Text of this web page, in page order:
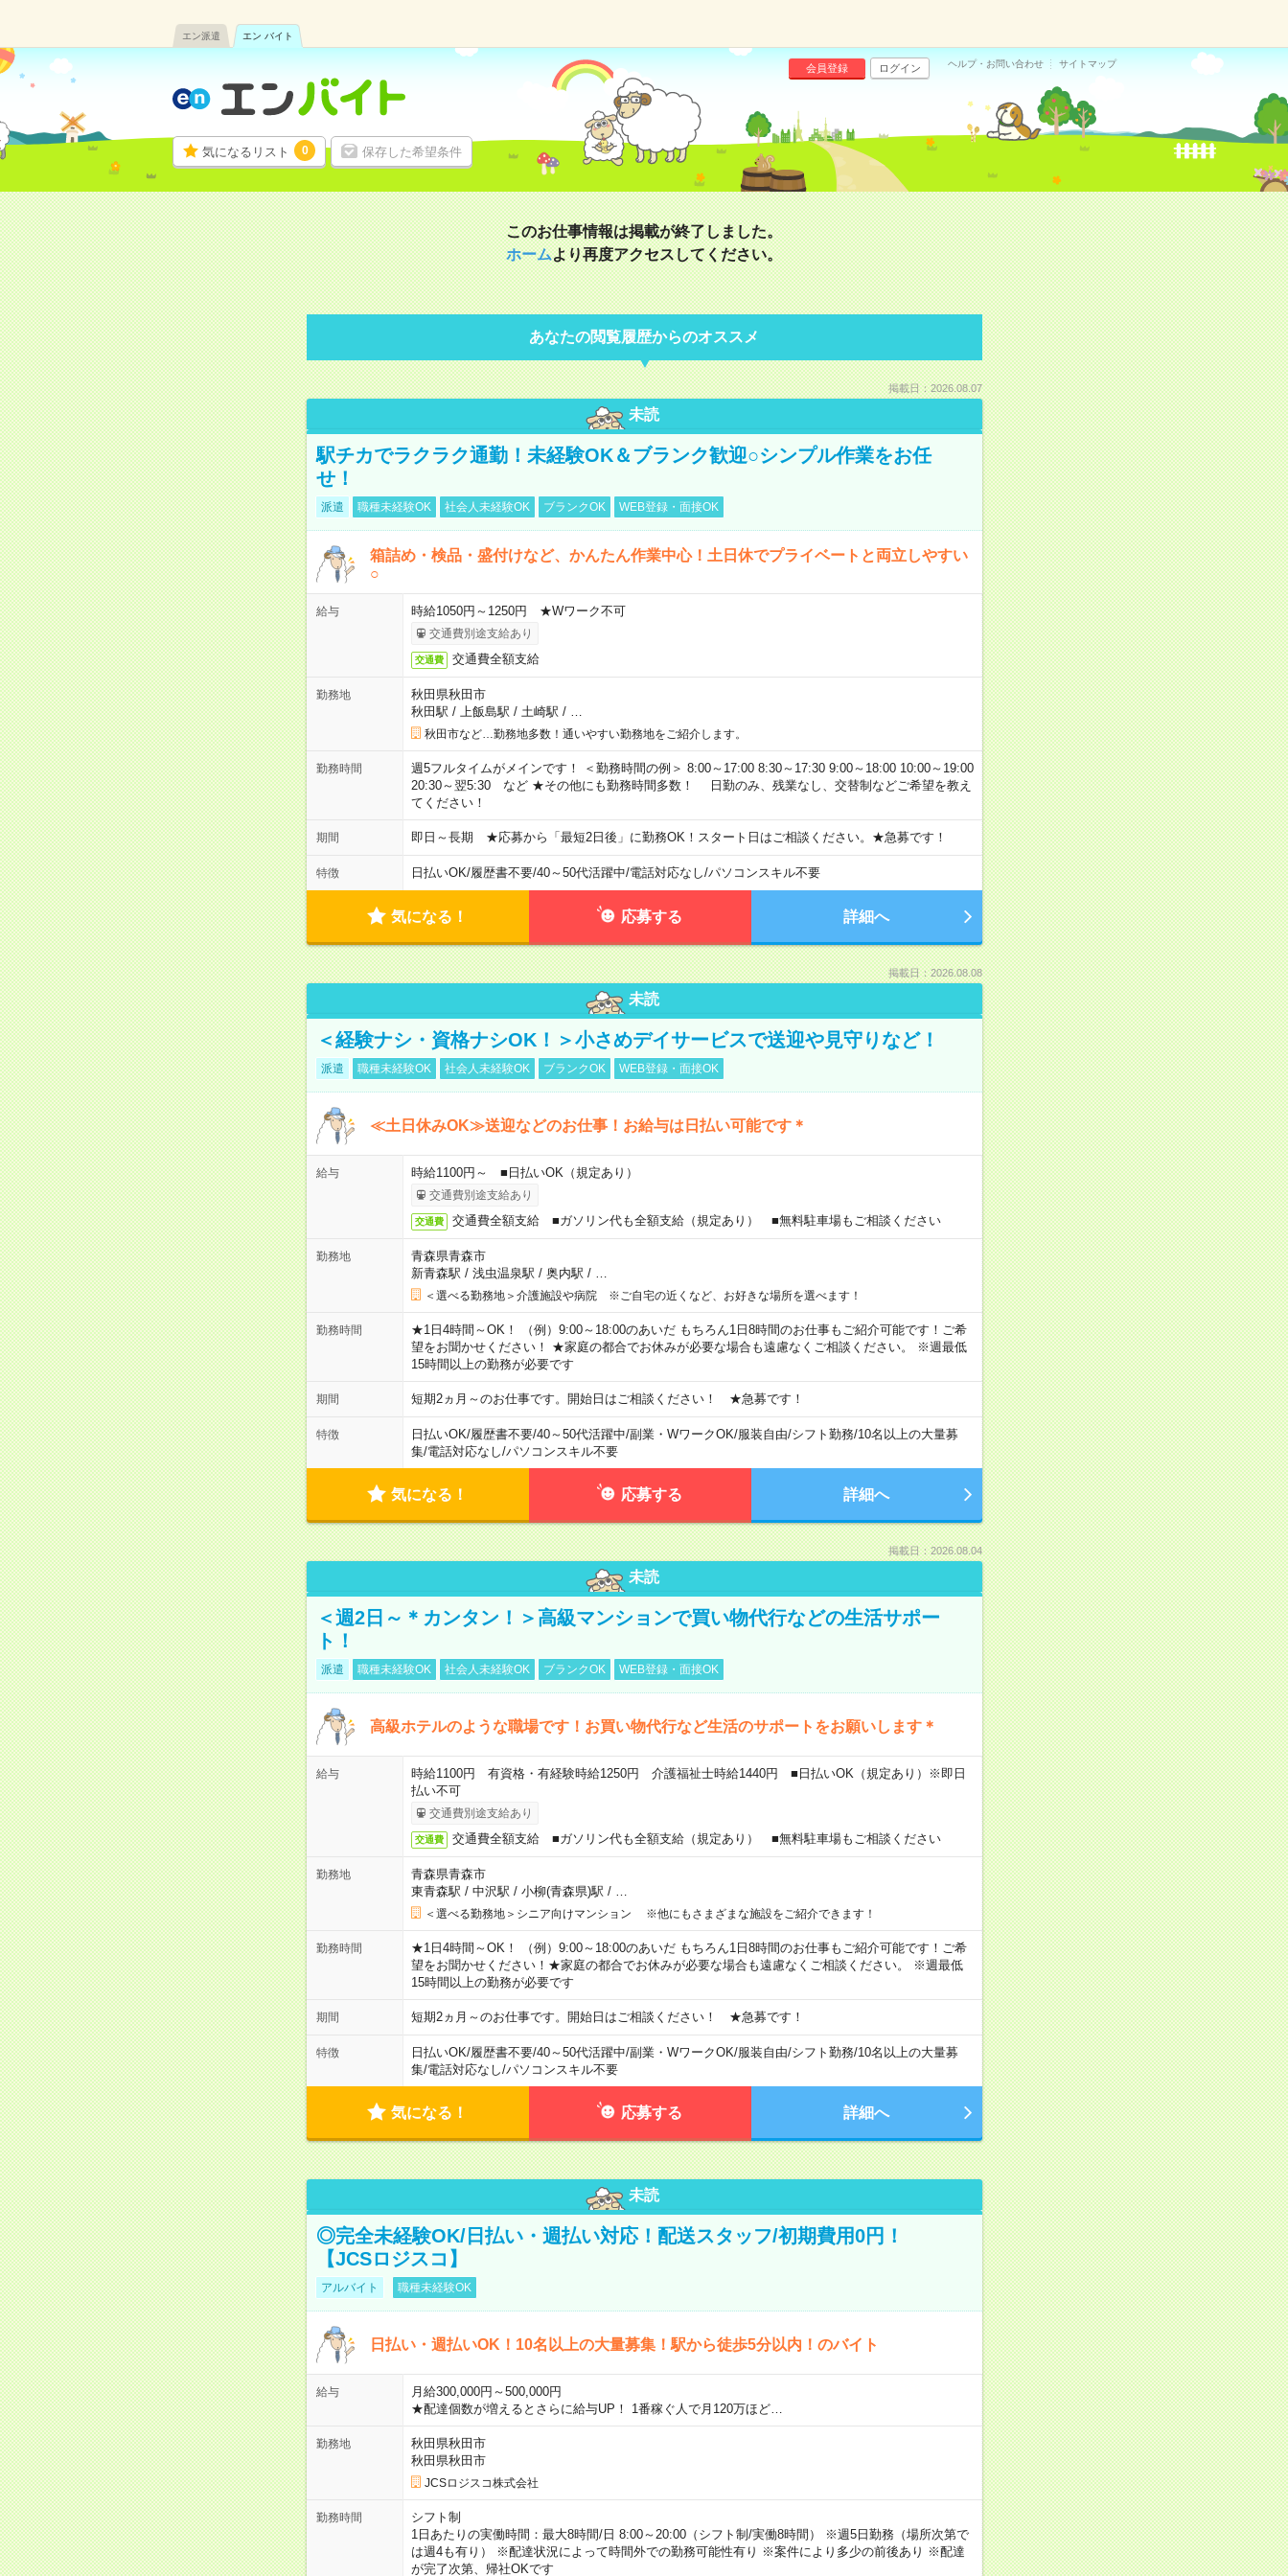
エン派遣 エン バイト
気になるリスト 0 保存した希望条件
会員登録 ログイン ヘルプ・お問い合わせ サイトマップ
このお仕事情報は掲載が終了しました。
ホームより再度アクセスしてください。
あなたの閲覧履歴からのオススメ
掲載日：2026.08.07
未読
駅チカでラクラク通勤！未経験OK＆ブランク歓迎○シンプル作業をお任
せ！
派遣 職種未経験OK 社会人未経験OK ブランクOK WEB登録・面接OK
箱詰め・検品・盛付けなど、かんたん作業中心！土日休でプライベートと両立しやすい
○
給与 時給1050円～1250円 ★Wワーク不可
交通費別途支給あり
交通費 交通費全額支給
勤務地
秋田県秋田市
秋田駅 / 上飯島駅 / 土崎駅 / …
秋田市など…勤務地多数！通いやすい勤務地をご紹介します。
勤務時間
週5フルタイムがメインです！ ＜勤務時間の例＞ 8:00～17:00 8:30～17:30 9:00～18:00 10:00～19:00
20:30～翌5:30 など ★その他にも勤務時間多数！ 日勤のみ、残業なし、交替制などご希望を教え
てください！
期間 即日～長期 ★応募から「最短2日後」に勤務OK！スタート日はご相談ください。★急募です！
特徴 日払いOK/履歴書不要/40～50代活躍中/電話対応なし/パソコンスキル不要
気になる！ 応募する 詳細へ
掲載日：2026.08.08
未読
＜経験ナシ・資格ナシOK！＞小さめデイサービスで送迎や見守りなど！
派遣 職種未経験OK 社会人未経験OK ブランクOK WEB登録・面接OK
≪土日休みOK≫送迎などのお仕事！お給与は日払い可能です＊
給与 時給1100円～ ■日払いOK（規定あり）
交通費別途支給あり
交通費 交通費全額支給 ■ガソリン代も全額支給（規定あり） ■無料駐車場もご相談ください
勤務地
青森県青森市
新青森駅 / 浅虫温泉駅 / 奥内駅 / …
＜選べる勤務地＞介護施設や病院 ※ご自宅の近くなど、お好きな場所を選べます！
勤務時間
★1日4時間～OK！ （例）9:00～18:00のあいだ もちろん1日8時間のお仕事もご紹介可能です！ご希
望をお聞かせください！ ★家庭の都合でお休みが必要な場合も遠慮なくご相談ください。 ※週最低
15時間以上の勤務が必要です
期間 短期2ヵ月～のお仕事です。開始日はご相談ください！ ★急募です！
特徴 日払いOK/履歴書不要/40～50代活躍中/副業・WワークOK/服装自由/シフト勤務/10名以上の大量募
集/電話対応なし/パソコンスキル不要
気になる！ 応募する 詳細へ
掲載日：2026.08.04
未読
＜週2日～＊カンタン！＞高級マンションで買い物代行などの生活サポー
ト！
派遣 職種未経験OK 社会人未経験OK ブランクOK WEB登録・面接OK
高級ホテルのような職場です！お買い物代行など生活のサポートをお願いします＊
給与
時給1100円 有資格・有経験時給1250円 介護福祉士時給1440円 ■日払いOK（規定あり）※即日
払い不可
交通費別途支給あり
交通費 交通費全額支給 ■ガソリン代も全額支給（規定あり） ■無料駐車場もご相談ください
勤務地
青森県青森市
東青森駅 / 中沢駅 / 小柳(青森県)駅 / …
＜選べる勤務地＞シニア向けマンション ※他にもさまざまな施設をご紹介できます！
勤務時間
★1日4時間～OK！ （例）9:00～18:00のあいだ もちろん1日8時間のお仕事もご紹介可能です！ご希
望をお聞かせください！★家庭の都合でお休みが必要な場合も遠慮なくご相談ください。 ※週最低
15時間以上の勤務が必要です
期間 短期2ヵ月～のお仕事です。開始日はご相談ください！ ★急募です！
特徴 日払いOK/履歴書不要/40～50代活躍中/副業・WワークOK/服装自由/シフト勤務/10名以上の大量募
集/電話対応なし/パソコンスキル不要
気になる！ 応募する 詳細へ
未読
◎完全未経験OK/日払い・週払い対応！配送スタッフ/初期費用0円！
【JCSロジスコ】
アルバイト 職種未経験OK
日払い・週払いOK！10名以上の大量募集！駅から徒歩5分以内！のバイト
給与
月給300,000円～500,000円
★配達個数が増えるとさらに給与UP！ 1番稼ぐ人で月120万ほど…
勤務地
秋田県秋田市
秋田県秋田市
JCSロジスコ株式会社
勤務時間
シフト制
1日あたりの実働時間：最大8時間/日 8:00～20:00（シフト制/実働8時間） ※週5日勤務（場所次第で
は週4も有り） ※配達状況によって時間外での勤務可能性有り ※案件により多少の前後あり ※配達
が完了次第、帰社OKです